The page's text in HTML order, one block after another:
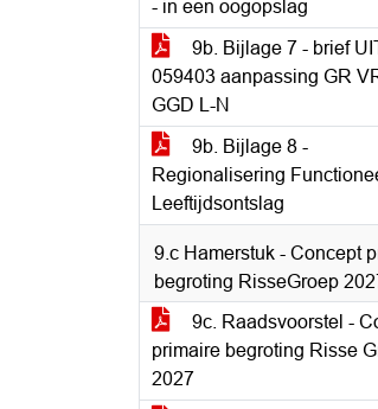
- in een oogopslag
9b. Bijlage 7 - brief
059403 aanpassing GR
GGD L-N
9b. Bijlage 8 -
Regionalisering
Leeftijdsontslag
9.c Hamerstuk - Concept
begroting RisseGroep
9c. Raadsvoorstel -
primaire begroting Risse
2027